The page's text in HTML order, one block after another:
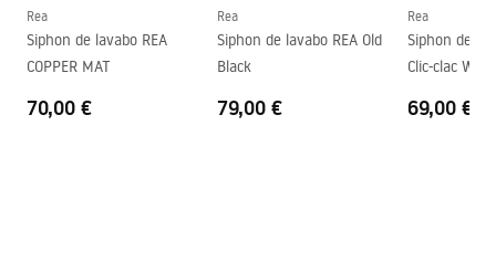
Forme
Trou de robinet
Non
Rea
Siphon de lavabo REA
COPPER MAT
70,00 €
Rea
Siphon de lavabo REA Old
Black
79,00 €
Rea
Siphon de
Clic-clac
69,00 €